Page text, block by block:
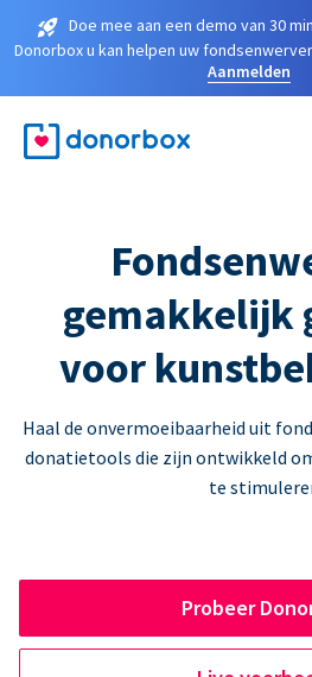
Doe mee aan een demo van 30
Donorbox u kan helpen uw
Aanmelden
gemakkelijk
voor
Haal de onvermoeibaarheid uit
donatietools die zijn ontwikkeld
te
Probeer